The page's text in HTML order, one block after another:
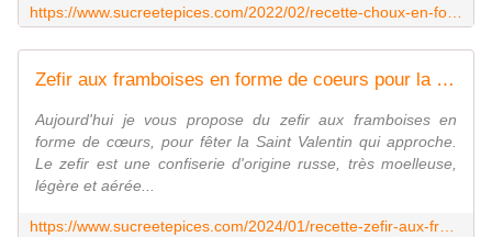
Zefir aux framboises en forme de coeurs pour la Saint Valentin - www.sucreetepices.com
Aujourd'hui je vous propose du zefir aux framboises en
forme de cœurs, pour fêter la Saint Valentin qui approche.
Le zefir est une confiserie d'origine russe, très moelleuse,
légère et aérée...